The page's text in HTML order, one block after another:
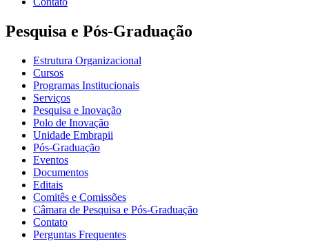
Pesquisa e Pós-Graduação
Estrutura Organizacional
Cursos
Programas Institucionais
Serviços
Pesquisa e Inovação
Polo de Inovação
Unidade Embrapii
Pós-Graduação
Eventos
Documentos
Editais
Comitês e Comissões
Câmara de Pesquisa e Pós-Graduação
Contato
Perguntas Frequentes